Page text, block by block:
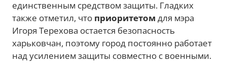
единственным средством защиты. Гладких
также отметил, что приоритетом для мэра
Игоря Терехова остается безопасность
харьковчан, поэтому город постоянно работает
над усилением защиты совместно с военными.